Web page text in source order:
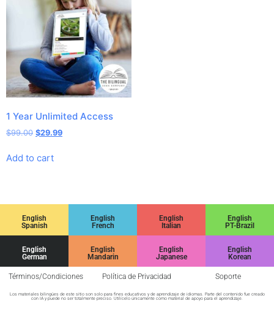
1 Year Unlimited Access
$99.00 $29.99
Add to cart
English
Spanish
English
French
English
Italian
English
PT-Brazil
English
German
English
Mandarin
English
Japanese
English
Korean
Términos/Condiciones Política de Privacidad Soporte
Los materiales bilingües de este sitio son solo para fines educativos y de aprendizaje de idiomas. Parte del contenido fue creado
con IA y puede no ser totalmente preciso. Utilícelo únicamente como material de apoyo para el aprendizaje.